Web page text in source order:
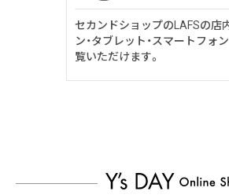
セカンドショップのLAFSの店
ン・タブレット・スマートフォ
覧いただけます。